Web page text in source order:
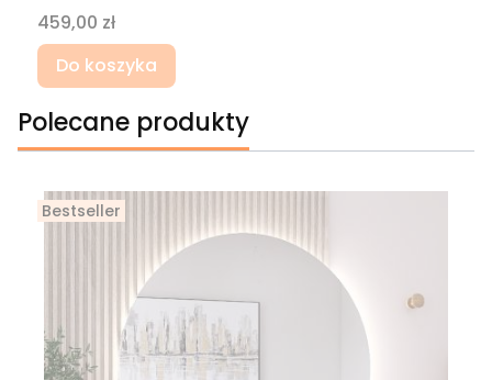
Cena
459,00 zł
Do koszyka
Polecane produkty
Bestseller